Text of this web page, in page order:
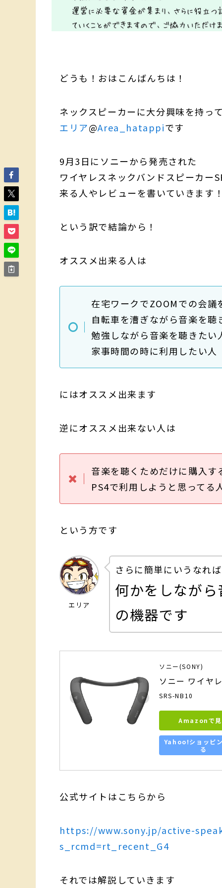
どうも！おはこんばんちは！
ネックスピーカーに大分興味を持っ
エリア@Area_hatappiです
9月3日にソニーから発売された
ワイヤレスネックバンドスピーカー
来る人やレビューを書いていきます
という訳で結論から！
オススメ出来る人は
在宅ワークでZOOMでの会議
自転車を漕ぎながら音楽を聴
勉強しながら音楽を聴きたい
家事時間の時に利用したい人
にはオススメ出来ます
逆にオススメ出来ない人は
音楽を聴くためだけに購入す
PS4で利用しようと思ってる
という方です
エリア
さらに簡単にいうなれば
何かをしなが
の機器です
ソニー(SONY)
ソニー ワイヤ
SRS-NB10
Amazonで
Yahoo!ショッピ
る
公式サイトはこちらから
https://www.sony.jp/active-
s_rcmd=rt_recent_G4
それでは解説していきます